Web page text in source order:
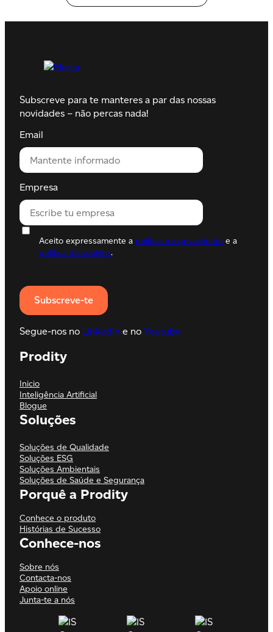
Subscreve para te manteres a par das nossas
novidades – não percas nada!
Email
Empresa
Aceito expressamente a política de privacidade e a
política de cookies.
Segue-nos no LinkedIn e no Youtube
Prodity
Inicio
Inteligência Artificial
Blogue
Soluções
Soluções de Qualidade
Soluções ESG
Soluções Ambientais
Soluções de Saúde e Segurança
Porquê a Prodity
Conhece o produto
Histórias de Sucesso
Conhece-nos
Sobre nós
Contacta-nos
Apoio online
Junta-te a nós